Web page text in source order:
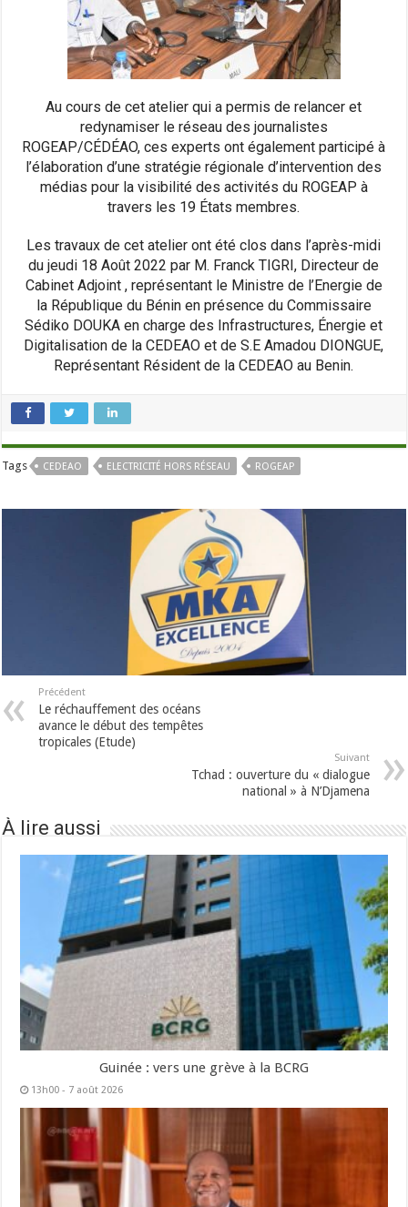
Au cours de cet atelier qui a permis de relancer et
redynamiser le réseau des journalistes
ROGEAP/CÉDÉAO, ces experts ont également participé à
l’élaboration d’une stratégie régionale d’intervention des
médias pour la visibilité des activités du ROGEAP à
travers les 19 États membres.
Les travaux de cet atelier ont été clos dans l’après-midi
du jeudi 18 Août 2022 par M. Franck TIGRI, Directeur de
Cabinet Adjoint , représentant le Ministre de l’Energie de
la République du Bénin en présence du Commissaire
Sédiko DOUKA en charge des Infrastructures, Énergie et
Digitalisation de la CEDEAO et de S.E Amadou DIONGUE,
Représentant Résident de la CEDEAO au Benin.
Tags CEDEAO ELECTRICITÉ HORS RÉSEAU ROGEAP
Précédent
Le réchauffement des océans
avance le début des tempêtes
tropicales (Etude)
Suivant
Tchad : ouverture du « dialogue
national » à N’Djamena
À lire aussi
Guinée : vers une grève à la BCRG
13h00 - 7 août 2026